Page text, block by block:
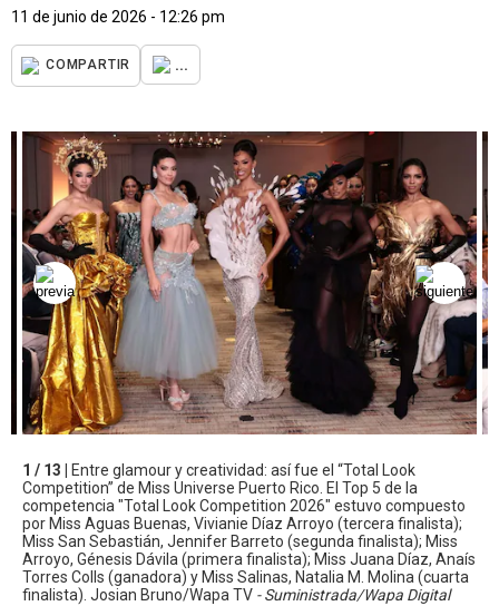
11 de junio de 2026 - 12:26 pm
COMPARTIR ...
1 / 13 |
Entre glamour y creatividad: así fue el “Total Look
Competition” de Miss Universe Puerto Rico. El Top 5 de la
competencia "Total Look Competition 2026" estuvo compuesto
por Miss Aguas Buenas, Vivianie Díaz Arroyo (tercera finalista);
Miss San Sebastián, Jennifer Barreto (segunda finalista); Miss
Arroyo, Génesis Dávila (primera finalista); Miss Juana Díaz, Anaís
Torres Colls (ganadora) y Miss Salinas, Natalia M. Molina (cuarta
finalista). Josian Bruno/Wapa TV - Suministrada/Wapa Digital